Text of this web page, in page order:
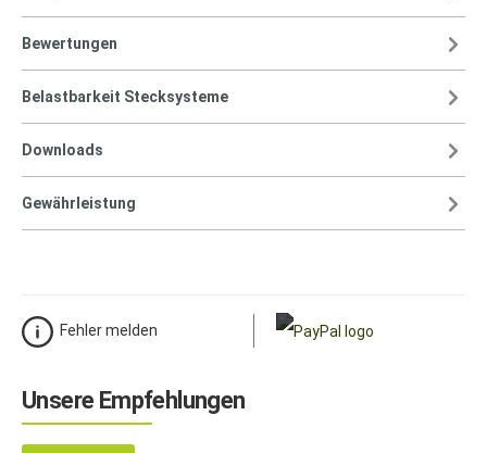
Bewertungen
Belastbarkeit Stecksysteme
Downloads
Gewährleistung
Fehler melden
Unsere Empfehlungen